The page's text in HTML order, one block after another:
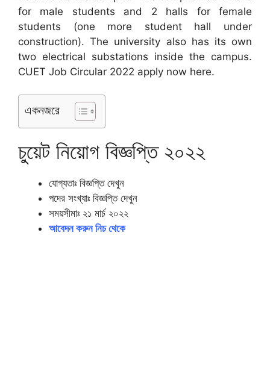
for male students and 2 halls for female
students (one more student hall under
construction). The university also has its own
two electrical substations inside the campus.
CUET Job Circular 2022 apply now here.
একনজরে
চুয়েট নিয়োগ বিজ্ঞপ্তি ২০২২
যোগ্যতাঃ বিজ্ঞপ্তি দেখুন
পদের সংখ্যাঃ বিজ্ঞপ্তি দেখুন
সময়সীমাঃ ২১ মার্চ ২০২২
আবেদন করুন নিচ থেকে